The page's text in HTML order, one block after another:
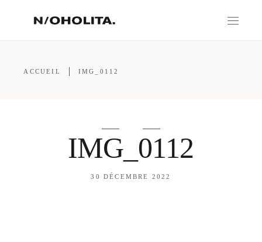
ACCUEIL IMG_0112
IMG_0112
30 DÉCEMBRE 2022